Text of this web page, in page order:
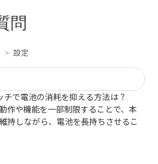
問
設定
チで電池の消耗を抑える方法は？
作や機能を一部制限することで、本
持しながら、電池を長持ちさせるこ